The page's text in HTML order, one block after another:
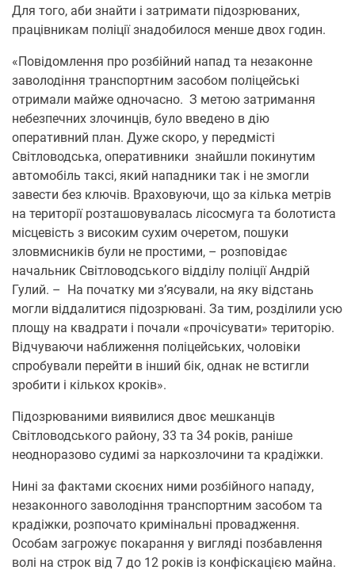
Для того, аби знайти і затримати підозрюваних,
працівникам поліції знадобилося менше двох годин.
«Повідомлення про розбійний напад та незаконне
заволодіння транспортним засобом поліцейські
отримали майже одночасно. З метою затримання
небезпечних злочинців, було введено в дію
оперативний план. Дуже скоро, у передмісті
Світловодська, оперативники знайшли покинутим
автомобіль таксі, який нападники так і не змогли
завести без ключів. Враховуючи, що за кілька метрів
на території розташовувалась лісосмуга та болотиста
місцевість з високим сухим очеретом, пошуки
зловмисників були не простими, – розповідає
начальник Світловодського відділу поліції Андрій
Гулий. – На початку ми з’ясували, на яку відстань
могли віддалитися підозрювані. За тим, розділили усю
площу на квадрати і почали «прочісувати» територію.
Відчуваючи наближення поліцейських, чоловіки
спробували перейти в інший бік, однак не встигли
зробити і кількох кроків».
Підозрюваними виявилися двоє мешканців
Світловодського району, 33 та 34 років, раніше
неодноразово судимі за наркозлочини та крадіжки.
Нині за фактами скоєних ними розбійного нападу,
незаконного заволодіння транспортним засобом та
крадіжки, розпочато кримінальні провадження.
Особам загрожує покарання у вигляді позбавлення
волі на строк від 7 до 12 років із конфіскацією майна.